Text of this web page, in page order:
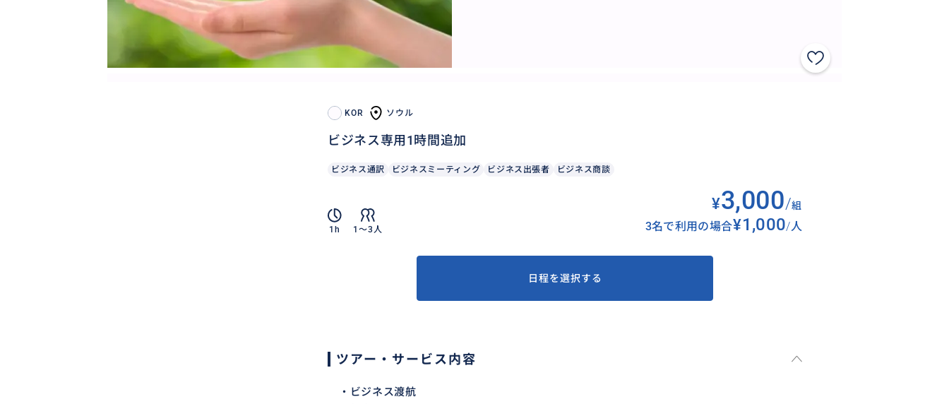
KOR ソウル
ビジネス専用1時間追加
ビジネス通訳 ビジネスミーティング ビジネス出張者 ビジネス商談
1h 1〜3人
¥3,000/組
3名で利用の場合 ¥1,000/人
日程を選択する
ツアー・サービス内容
・ビジネス渡航